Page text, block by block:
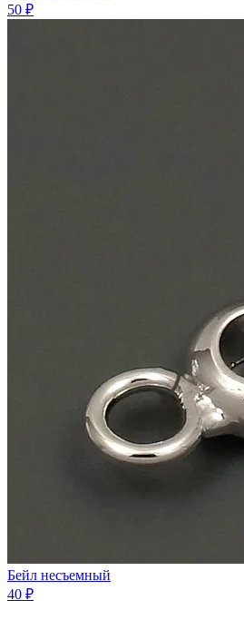
50 ₽
Бейл несъемный
40 ₽